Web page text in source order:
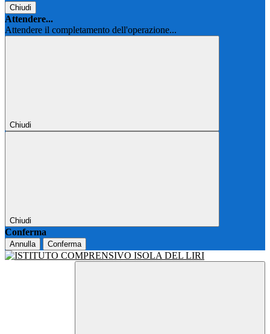
Chiudi
Attendere...
Attendere il completamento dell'operazione...
Chiudi
Chiudi
Conferma
Annulla Conferma